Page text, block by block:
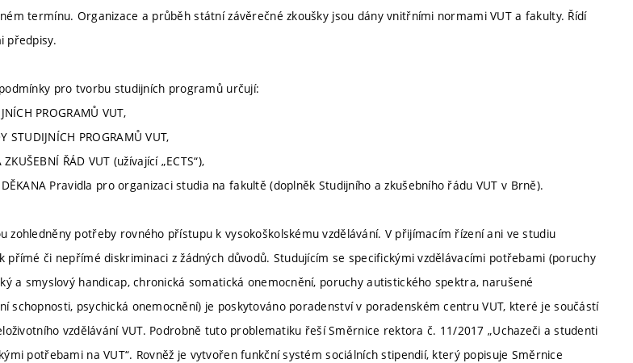
termínu. Organizace a průběh státní závěrečné zkoušky jsou dány vnitřními normami VUT a fakulty. Řídí
předpisy.
pro tvorbu studijních programů určují:
PROGRAMŮ VUT,
STUDIJNÍCH PROGRAMŮ VUT,
ZKUŠEBNÍ ŘÁD VUT (užívající „ECTS“),
DĚKANA Pravidla pro organizaci studia na fakultě (doplněk Studijního a zkušebního řádu VUT v Brně).
zohledněny potřeby rovného přístupu k vysokoškolskému vzdělávání. V přijímacím řízení ani ve studiu
přímé či nepřímé diskriminaci z žádných důvodů. Studujícím se specifickými vzdělávacími potřebami (poruchy
a smyslový handicap, chronická somatická onemocnění, poruchy autistického spektra, narušené
schopnosti, psychická onemocnění) je poskytováno poradenství v poradenském centru VUT, které je součástí
vzdělávání VUT. Podrobně tuto problematiku řeší Směrnice rektora č. 11/2017 „Uchazeči a studenti
potřebami na VUT“. Rovněž je vytvořen funkční systém sociálních stipendií, který popisuje Směrnice